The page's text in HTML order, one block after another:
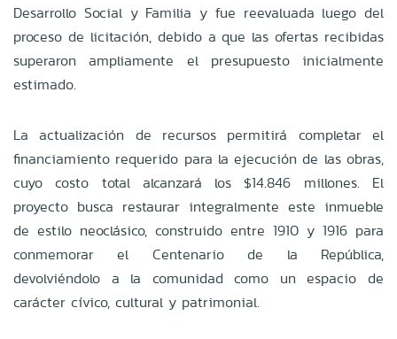
Desarrollo Social y Familia y fue reevaluada luego del
proceso de licitación, debido a que las ofertas recibidas
superaron ampliamente el presupuesto inicialmente
estimado.
La actualización de recursos permitirá completar el
financiamiento requerido para la ejecución de las obras,
cuyo costo total alcanzará los $14.846 millones. El
proyecto busca restaurar integralmente este inmueble
de estilo neoclásico, construido entre 1910 y 1916 para
conmemorar el Centenario de la República,
devolviéndolo a la comunidad como un espacio de
carácter cívico, cultural y patrimonial.